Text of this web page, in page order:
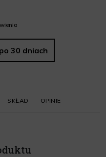
30 dniach
SKŁAD OPINIE